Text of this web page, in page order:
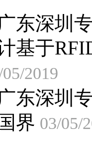
东深圳
基于
2019
东深圳
界 03/05/